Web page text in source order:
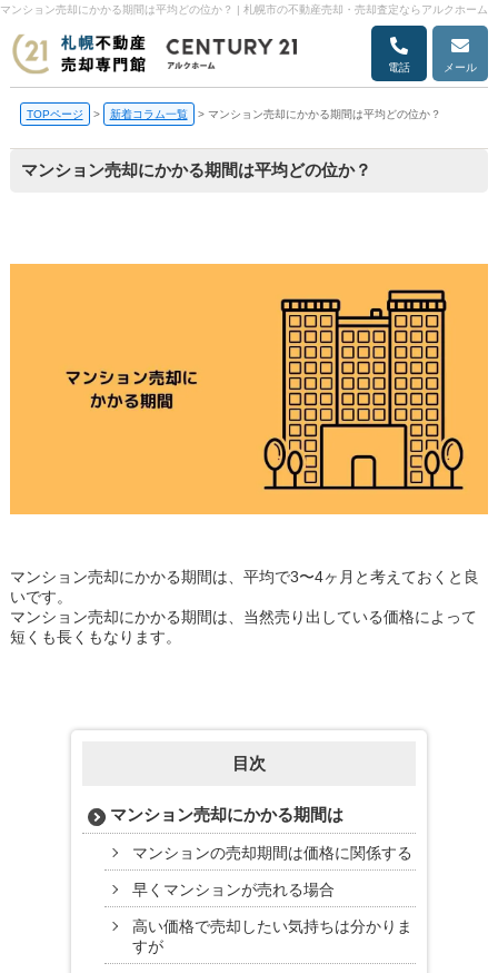
マンション売却にかかる期間は平均どの位か？ | 札幌市の不動産売却・売却査定ならアルクホーム
電話 メール
TOPページ > 新着コラム一覧 > マンション売却にかかる期間は平均どの位か？
マンション売却にかかる期間は平均どの位か？
マンション売却にかかる期間は、平均で3〜4ヶ月と考えておくと良
いです。
マンション売却にかかる期間は、当然売り出している価格によって
短くも長くもなります。
目次
マンション売却にかかる期間は
マンションの売却期間は価格に関係する
早くマンションが売れる場合
高い価格で売却したい気持ちは分かりま
すが